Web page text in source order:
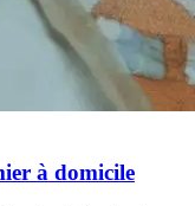
à domicile